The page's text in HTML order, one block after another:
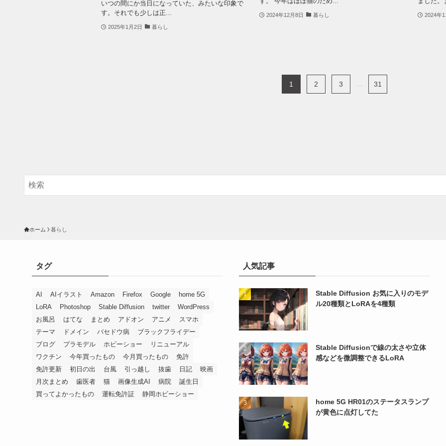
いつの間にか当日になっていた、みたいな印象で
す。それでも少しは正...
2025年1月2日 暮らし
2024年12月8日 暮らし 2024年
1 2 3 31
ホーム 暮らし
タグ
AI AIイラスト Amazon Firefox Google
home 5G
LoRA
Photoshop Stable Diffusion twitter
WordPress
お風呂
はてな まとめ アドオン アニメ
スマホ
テーマ
ドメイン バセドウ病
ブラックフライデー
ブログ
プラモデル ホビーショー
リニューアル
ワクチン
今年買ったもの 今月買ったもの
免許
免許更新
初日の出 台風 引っ越し 抜歯 日記
映画
月次まとめ
歯医者 猫 画像生成AI 病院
誕生日
買ってよかったもの
運転免許証 静岡ホビーショー
人気記事
Stable Diffusion お気に入りのモデ
ル20種類とLoRAを4種類
Stable Diffusionで線の太さや立体
感などを微調整できるLoRA
home 5G HR01のステータスランプ
が黄色に点灯してた